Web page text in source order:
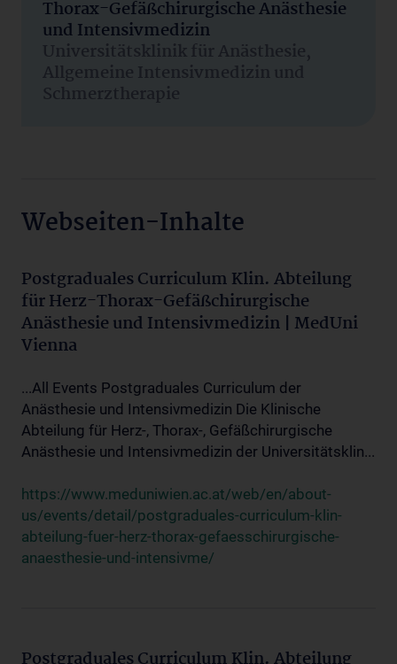
Thorax-Gefäßchirurgische Anästhesie
und Intensivmedizin
Universitätsklinik für Anästhesie,
Allgemeine Intensivmedizin und
Schmerztherapie
Webseiten-Inhalte
Postgraduales Curriculum Klin. Abteilung
für Herz-Thorax-Gefäßchirurgische
Anästhesie und Intensivmedizin | MedUni
Vienna
...All Events Postgraduales Curriculum der
Anästhesie und Intensivmedizin Die Klinische
Abteilung für Herz-, Thorax-, Gefäßchirurgische
Anästhesie und Intensivmedizin der Universitätsklin...
https://www.meduniwien.ac.at/web/en/about-
us/events/detail/postgraduales-curriculum-klin-
abteilung-fuer-herz-thorax-gefaesschirurgische-
anaesthesie-und-intensivme/